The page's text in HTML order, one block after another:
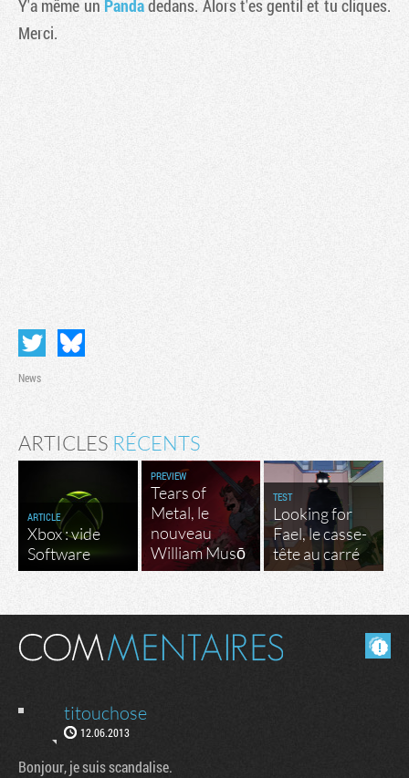
Y'a même un Pandadedans. Alors t'es gentil et tu cliques.
Merci.
News
ARTICLES RÉCENTS
ARTICLE
Xbox : vide
Software
PREVIEW
Tears of
Metal, le
nouveau
William Musō
TEST
Looking for
Fael, le casse-
tête au carré
Masquer les commentaires lus.
titouchose
12.06.2013
Bonjour, je suis scandalise.